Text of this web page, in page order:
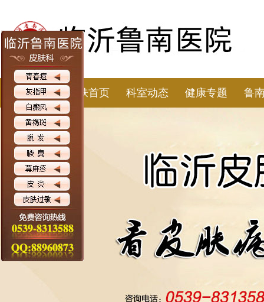
皮肤首页 科室动态 健康专题 鲁